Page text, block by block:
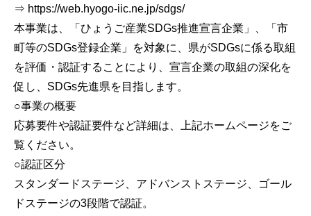
⇒ https://web.hyogo-iic.ne.jp/sdgs/
本事業は、「ひょうご産業SDGs推進宣言企業」、「市
町等のSDGs登録企業」を対象に、県がSDGsに係る取組
を評価・認証することにより、宣言企業の取組の深化を
促し、SDGs先進県を目指します。
○事業の概要
応募要件や認証要件など詳細は、上記ホームページをご
覧ください。
○認証区分
スタンダードステージ、アドバンストステージ、ゴール
ドステージの3段階で認証。